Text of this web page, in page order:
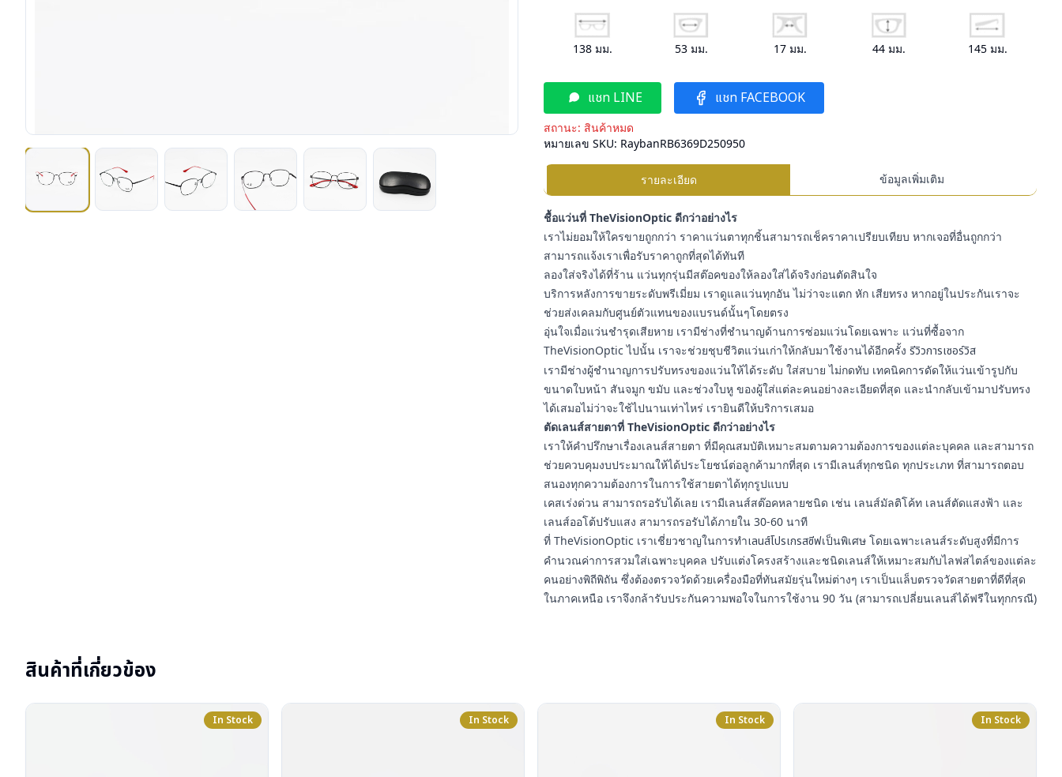
138 มม. 53 มม. 17มม. 44มม. 145มม.
แชท LINE แชท FACEBOOK
สถานะ: สินค้าหมด
หมายเลข SKU: RaybanRB6369D250950
รายละเอียด ข้อมูลเพิ่มเติม
ชื้อแว่นที่ TheVisionOptic ดีกว่าอย่างไร
เราไม่ยอมให้ใครขายถูกกว่า ราคาแว่นตาทุกชิ้นสามารถเช็คราคาเปรียบเทียบ หากเจอที่อื่นถูกกว่า
สามารถแจ้งเราเพื่อรับราคาถูกที่สุดได้ทันที
ลองใส่จริงได้ที่ร้าน แว่นทุกรุ่นมีสต๊อคของให้ลองใส่ได้จริงก่อนตัดสินใจ
บริการหลังการขายระดับพรีเมี่ยม เราดูแลแว่นทุกอัน ไม่ว่าจะแตก หัก เสียทรง หากอยู่ในประกันเราจะ
ช่วยส่งเคลมกับศูนย์ตัวแทนของแบรนด์นั้นๆโดยตรง
อุ่นใจเมื่อแว่นชำรุดเสียหาย เรามีช่างที่ชำนาญด้านการซ่อมแว่นโดยเฉพาะ แว่นที่ซื้อจาก
TheVisionOptic ไปนั้น เราจะช่วยชุบชีวิตแว่นเก่าให้กลับมาใช้งานได้อีกครั้ง รีวิวการเซอร์วิส
เรามีช่างผู้ชำนาญการปรับทรงของแว่นให้ได้ระดับ ใส่สบาย ไม่กดทับ เทคนิคการดัดให้แว่นเข้ารูปกับ
ขนาดใบหน้า สันจมูก ขมับ และช่วงใบหู ของผู้ใส่แต่ละคนอย่างละเอียดที่สุด และนำกลับเข้ามาปรับทรง
ได้เสมอไม่ว่าจะใช้ไปนานเท่าไหร่ เรายินดีให้บริการเสมอ
ตัดเลนส์สายตาที่ TheVisionOptic ดีกว่าอย่างไร
เราให้คำปรึกษาเรื่องเลนส์สายตา ที่มีคุณสมบัติเหมาะสมตามความต้องการของแต่ละบุคคล และสามารถ
ช่วยควบคุมงบประมาณให้ได้ประโยชน์ต่อลูกค้ามากที่สุด เรามีเลนส์ทุกชนิด ทุกประเภท ที่สามารถตอบ
สนองทุกความต้องการในการใช้สายตาได้ทุกรูปแบบ
เคสเร่งด่วน สามารถรอรับได้เลย เรามีเลนส์สต๊อคหลายชนิด เช่น เลนส์มัลติโค้ท เลนส์ตัดแสงฟ้า และ
เลนส์ออโต้ปรับแสง สามารถรอรับได้ภายใน 30-60 นาที
ที่ TheVisionOptic เราเชี่ยวชาญในการทำเลนส์โปรเกรสซีฟเป็นพิเศษ โดยเฉพาะเลนส์ระดับสูงที่มีการ
คำนวณค่าการสวมใส่เฉพาะบุคคล ปรับแต่งโครงสร้างและชนิดเลนส์ให้เหมาะสมกับไลฟสไตล์ของแต่ละ
คนอย่างพิถีพิถัน ซึ่งต้องตรวจวัดด้วยเครื่องมือที่ทันสมัยรุ่นใหม่ต่างๆ เราเป็นแล็บตรวจวัดสายตาที่ดีที่สุด
ในภาคเหนือ เราจึงกล้ารับประกันความพอใจในการใช้งาน 90 วัน (สามารถเปลี่ยนเลนส์ได้ฟรีในทุกกรณี)
สินค้าที่เกี่ยวข้อง
In Stock In Stock In Stock In Stock